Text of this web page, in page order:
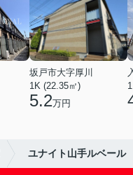
坂戸市大字厚川
1K (22.35㎡)
5.2万円
ユナイト山手ルベール